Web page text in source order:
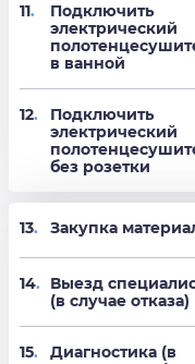
11.
Подключить
электрический
в ванной
12.
Подключить
электрический
без розетки
13. Закупка
14.
Выезд
(в случае отказа)
15.
Диагностика (в